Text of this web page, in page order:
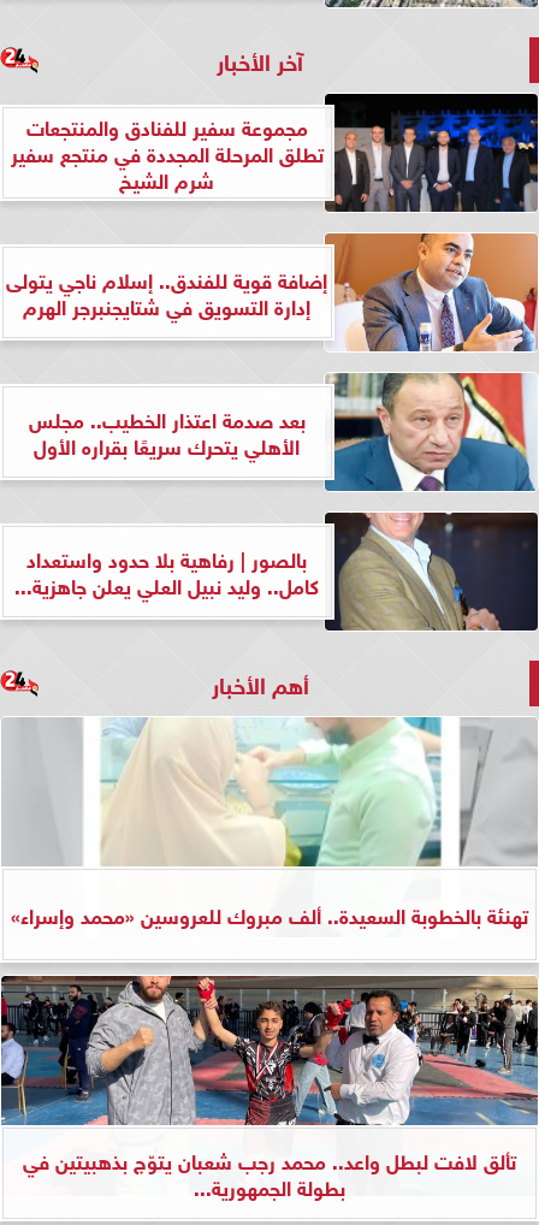
آخر الأخبار
مجموعة سفير للفنادق والمنتجعات
تطلق المرحلة المجددة في منتجع سفير
شرم الشيخ
إضافة قوية للفندق.. إسلام ناجي يتولى
إدارة التسويق في شتايجنبرجر الهرم
بعد صدمة اعتذار الخطيب.. مجلس
الأهلي يتحرك سريعًا بقراره الأول
بالصور | رفاهية بلا حدود واستعداد
كامل.. وليد نبيل العلي يعلن جاهزية...
أهم الأخبار
تهنئة بالخطوبة السعيدة.. ألف مبروك للعروسين «محمد وإسراء»
تألق لافت لبطل واعد.. محمد رجب شعبان يتوّج بذهبيتين في
بطولة الجمهورية...